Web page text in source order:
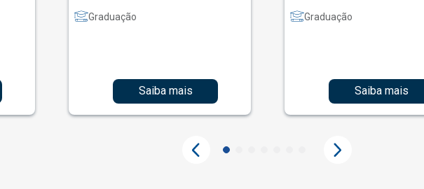
Graduação
Saiba mais
Graduação
Saiba mais